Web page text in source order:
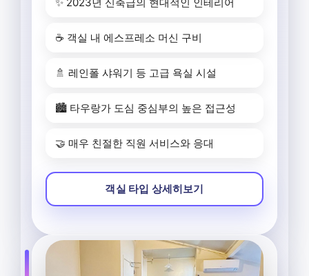
☕ 객실 내 에스프레소 머신 구비
🚿 레인폴 샤워기 등 고급 욕실 시설
🏙️ 타우랑가 도심 중심부의 높은 접근성
🤝 매우 친절한 직원 서비스와 응대
객실 타입 상세히보기